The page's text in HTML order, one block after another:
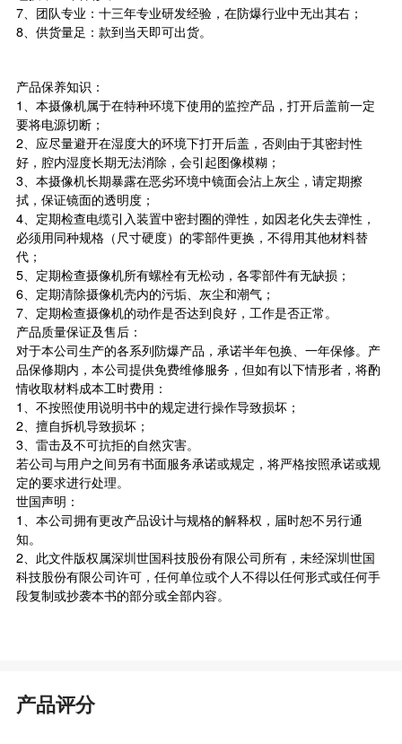
7、团队专业：十三年专业研发经验，在防爆行业中无出其右；
8、供货量足：款到当天即可出货。
产品保养知识：
1、本摄像机属于在特种环境下使用的监控产品，打开后盖前一定
要将电源切断；
2、应尽量避开在湿度大的环境下打开后盖，否则由于其密封性
好，腔内湿度长期无法消除，会引起图像模糊；
3、本摄像机长期暴露在恶劣环境中镜面会沾上灰尘，请定期擦
拭，保证镜面的透明度；
4、定期检查电缆引入装置中密封圈的弹性，如因老化失去弹性，
必须用同种规格（尺寸硬度）的零部件更换，不得用其他材料替
代；
5、定期检查摄像机所有螺栓有无松动，各零部件有无缺损；
6、定期清除摄像机壳内的污垢、灰尘和潮气；
7、定期检查摄像机的动作是否达到良好，工作是否正常。
产品质量保证及售后：
对于本公司生产的各系列防爆产品，承诺半年包换、一年保修。产
品保修期内，本公司提供免费维修服务，但如有以下情形者，将酌
情收取材料成本工时费用：
1、不按照使用说明书中的规定进行操作导致损坏；
2、擅自拆机导致损坏；
3、雷击及不可抗拒的自然灾害。
若公司与用户之间另有书面服务承诺或规定，将严格按照承诺或规
定的要求进行处理。
世国声明：
1、本公司拥有更改产品设计与规格的解释权，届时恕不另行通
知。
2、此文件版权属深圳世国科技股份有限公司所有，未经深圳世国
科技股份有限公司许可，任何单位或个人不得以任何形式或任何手
段复制或抄袭本书的部分或全部内容。
产品评分